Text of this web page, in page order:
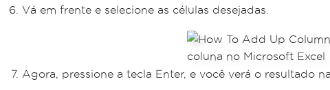
Vá em frente e selecione as células desejadas.
Agora, pressione a tecla Enter, e você verá o resultado